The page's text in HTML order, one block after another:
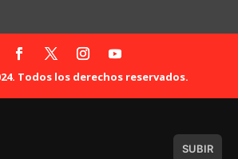
Todos los derechos reservados.
SUBIR